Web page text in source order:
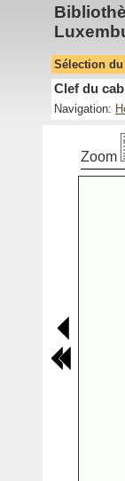
Sélection
Clef du
Navigation:
Zoom